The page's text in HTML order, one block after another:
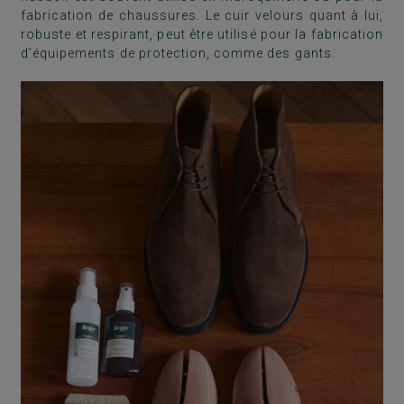
fabrication de chaussures. Le cuir velours quant à lui,
robuste et respirant, peut être utilisé pour la fabrication
d’équipements de protection, comme des gants.